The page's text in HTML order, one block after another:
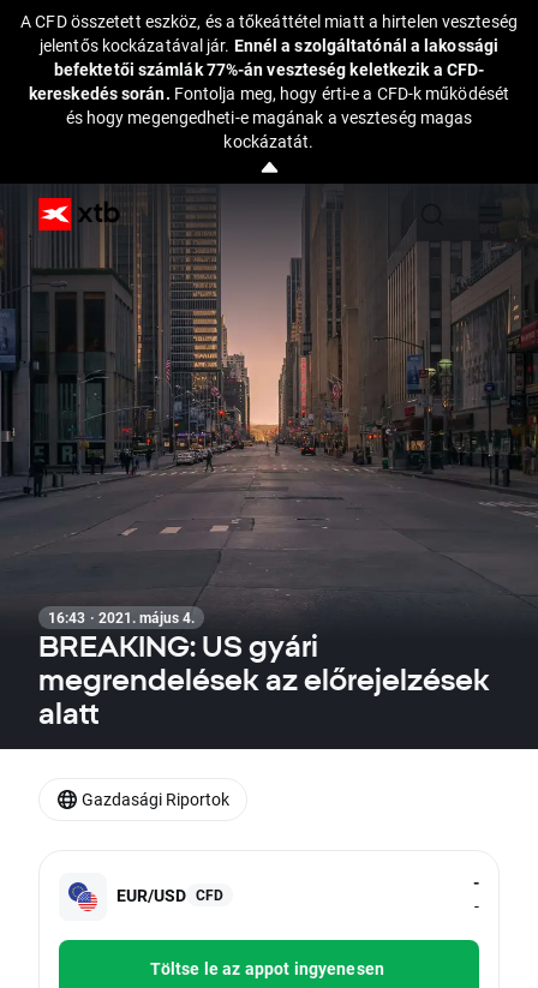
A CFD összetett eszköz, és a tőkeáttétel miatt a hirtelen veszteség
jelentős kockázatával jár. Ennél a szolgáltatónál a lakossági
befektetői számlák 77%-án veszteség keletkezik a CFD-
kereskedés során. Fontolja meg, hogy érti-e a CFD-k működését
és hogy megengedheti-e magának a veszteség magas
kockázatát.
16:43 · 2021. május 4.
BREAKING: US gyári
megrendelések az előrejelzések
alatt
EUR/USD CFD
-
-
Töltse le az appot ingyenesen
Gazdasági Riportok